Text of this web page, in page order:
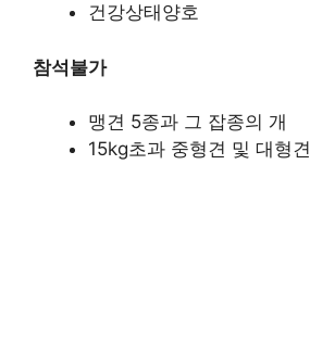
건강상태양호
참석불가
맹견 5종과 그 잡종의 개
15kg초과 중형견 및 대형견